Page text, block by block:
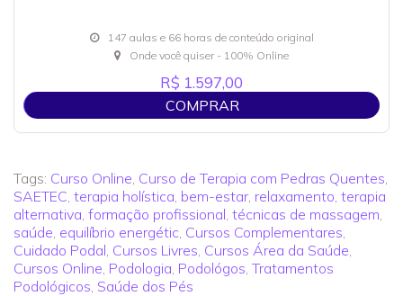
147 aulas e 66 horas de conteúdo original
Onde você quiser - 100% Online
R$ 1.597,00
COMPRAR
Tags: Curso Online Curso de Terapia com Pedras Quentes
SAETEC terapia holística bem-estar, relaxamento terapia
alternativa formação profissional técnicas de massagem
saúde equilíbrio energétic Cursos Complementares
Cuidado Podal Cursos Livres Cursos Área da Saúde
Cursos Online Podologia Podológos Tratamentos
Podológicos Saúde dos Pés